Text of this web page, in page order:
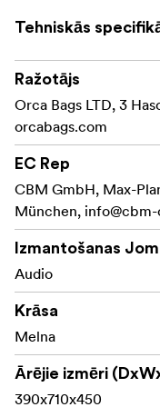
Tehniskās
Ražotājs
Orca Bags LTD, 3
orcabags.com
EC Rep
CBM GmbH, Max-
München,
Izmantošanas
Audio
Krāsa
Melna
Ārējie izmēri
390x710x450